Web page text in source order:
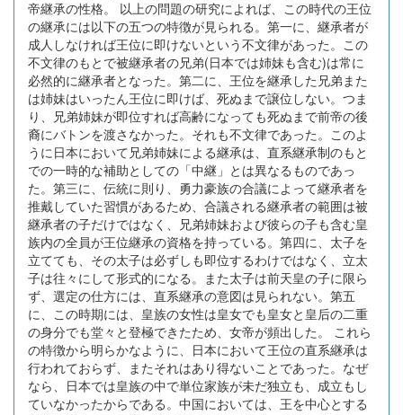
帝継承の性格。 以上の問題の研究によれば、この時代の王位
の継承には以下の五つの特徴が見られる。第一に、継承者が
成人しなければ王位に即けないという不文律があった。この
不文律のもとで被継承者の兄弟(日本では姉妹も含む)は常に
必然的に継承者となった。第二に、王位を継承した兄弟また
は姉妹はいったん王位に即けば、死ぬまで譲位しない。つま
り、兄弟姉妹が即位すれば高齢になっても死ぬまで前帝の後
裔にバトンを渡さなかった。それも不文律であった。このよ
うに日本において兄弟姉妹による継承は、直系継承制のもと
での一時的な補助としての「中継」とは異なるものであっ
た。第三に、伝統に則り、勇力豪族の合議によって継承者を
推戴していた習慣があるため、合議される継承者の範囲は被
継承者の子だけではなく、兄弟姉妹および彼らの子も含む皇
族内の全員が王位継承の資格を持っている。第四に、太子を
立てても、その太子は必ずしも即位するわけではなく、立太
子は往々にして形式的になる。また太子は前天皇の子に限ら
ず、選定の仕方には、直系継承の意図は見られない。第五
に、この時期には、皇族の女性は皇女でも皇女と皇后の二重
の身分でも堂々と登極できたため、女帝が頻出した。 これら
の特徴から明らかなように、日本において王位の直系継承は
行われておらず、またそれはあり得ないことであった。なぜ
なら、日本では皇族の中で単位家族が未だ独立も、成立もし
ていなかったからである。中国においては、王を中心とする